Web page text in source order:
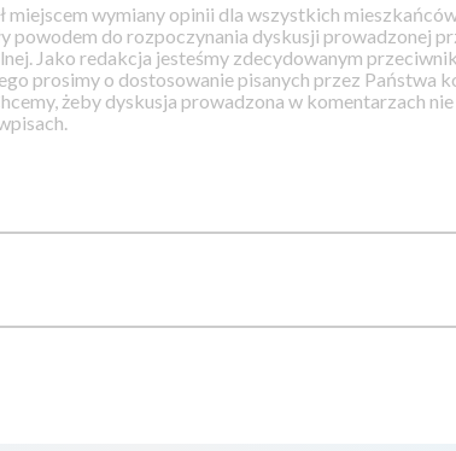
miejscem wymiany opinii dla wszystkich
powodem do rozpoczynania dyskusji prowadzonej
Jako redakcja jesteśmy zdecydowanym
prosimy o dostosowanie pisanych przez Państwa
żeby dyskusja prowadzona w komentarzach